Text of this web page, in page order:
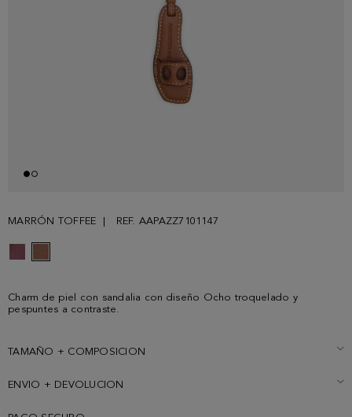
MARRÓN TOFFEE REF. AAPAZZ7101147
Charm de piel con sandalia con diseño Ocho troquelado y
pespuntes a contraste.
TAMAÑO + COMPOSICION
ENVIO + DEVOLUCION